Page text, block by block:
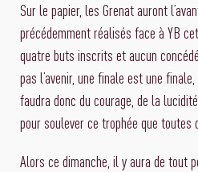
Sur le papier, les Grenat auront
précédemment réalisés face à YB
quatre buts inscrits et aucun
pas l’avenir, une finale est une
faudra donc du courage, de la
pour soulever ce trophée que toutes
Alors ce dimanche, il y aura de tout